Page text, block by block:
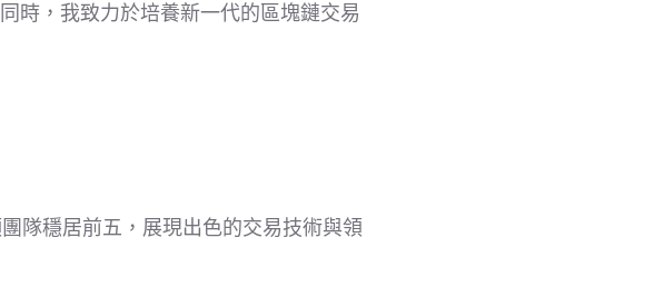
時，我致力於培養新一代的區塊鏈交易
隊穩居前五，展現出色的交易技術與領